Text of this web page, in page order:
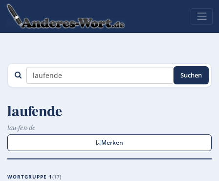
Suchen
laufende
lau·fen·de
Merken
WORTGRUPPE 1 17